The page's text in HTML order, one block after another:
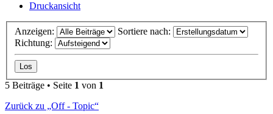
Druckansicht
Anzeigen:
Sortiere nach:
Richtung:
5 Beiträge • Seite 1 von 1
Zurück zu „Off - Topic“